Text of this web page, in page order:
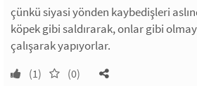
çünkü siyasi yönden kaybedişleri
köpek gibi saldırarak, onlar gibi
çalışarak yapıyorlar.
(1) (0)